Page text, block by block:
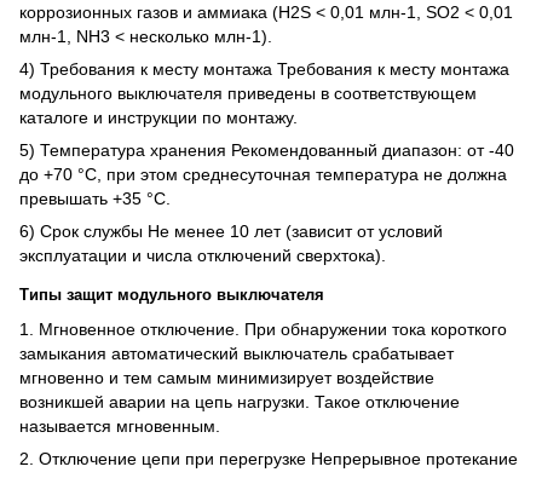
коррозионных газов и аммиака (H2S < 0,01 млн-1, SO2 < 0,01
млн-1, NH3 < несколько млн-1).
4) Требования к месту монтажа Требования к месту монтажа
модульного выключателя приведены в соответствующем
каталоге и инструкции по монтажу.
5) Температура хранения Рекомендованный диапазон: от -40
до +70 °C, при этом среднесуточная температура не должна
превышать +35 °C.
6) Срок службы Не менее 10 лет (зависит от условий
эксплуатации и числа отключений сверхтока).
Типы защит модульного выключателя
1. Мгновенное отключение. При обнаружении тока короткого
замыкания автоматический выключатель срабатывает
мгновенно и тем самым минимизирует воздействие
возникшей аварии на цепь нагрузки. Такое отключение
называется мгновенным.
2. Отключение цепи при перегрузке Непрерывное протекание